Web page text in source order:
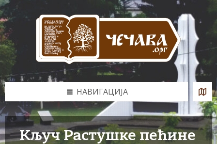
Skip
to
content
Skip
to
left
sidebar
Skip
to
footer
НАВИГАЦИЈА
Кључ Растушке пећине